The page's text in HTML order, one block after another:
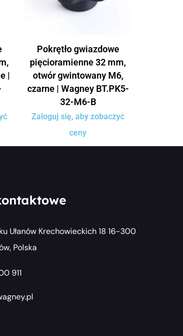
|
Pokrętło gwiazdowe
pięcioramienne 32 mm,
otwór gwintowany M6,
czarne | Wagney BT.PK5-
32-M6-B
Zaloguj się, aby zobaczyć
ceny
Ułanów Krechowieckich 18 16-300
Polska
911